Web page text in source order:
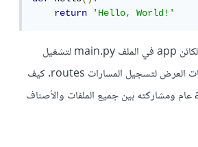
return
'Hello, World!'
لذلك أحتاج إلى وجود الكائن app في الملف main.py لتشغيل
الخادم ، وكذلك في ملفات العرض لتسجيل المسارات routes. كيف
يمكنني إنشاء كائن app عام ومشاركته بين جميع الملفات والأصناف